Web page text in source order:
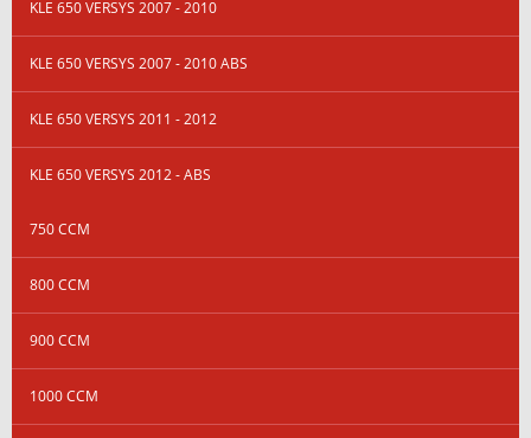
KLE 650 VERSYS 2007 - 2010
KLE 650 VERSYS 2007 - 2010 ABS
KLE 650 VERSYS 2011 - 2012
KLE 650 VERSYS 2012 - ABS
750 CCM
800 CCM
900 CCM
1000 CCM